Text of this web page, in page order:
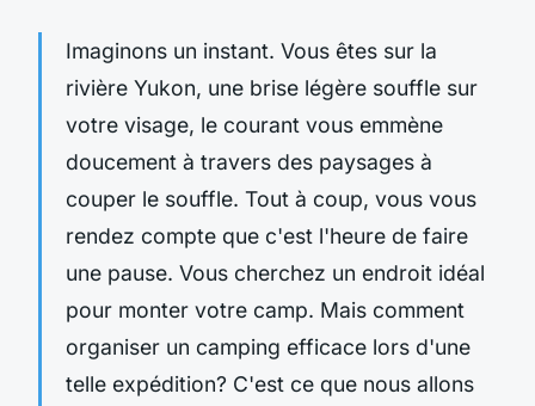
Imaginons un instant. Vous êtes sur la
rivière Yukon, une brise légère souffle sur
votre visage, le courant vous emmène
doucement à travers des paysages à
couper le souffle. Tout à coup, vous vous
rendez compte que c'est l'heure de faire
une pause. Vous cherchez un endroit idéal
pour monter votre camp. Mais comment
organiser un camping efficace lors d'une
telle expédition? C'est ce que nous allons